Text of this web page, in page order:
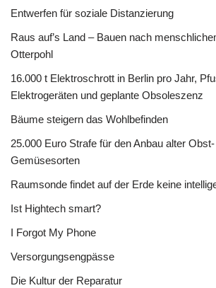
Entwerfen für soziale Distanzierung
Raus auf’s Land – Bauen nach
Otterpohl
16.000 t Elektroschrott in Berlin pro Jahr,
Elektrogeräten und geplante Obsoleszenz
Bäume steigern das Wohlbefinden
25.000 Euro Strafe für den Anbau alter
Gemüsesorten
Raumsonde findet auf der Erde keine
Ist Hightech smart?
I Forgot My Phone
Versorgungsengpässe
Die Kultur der Reparatur